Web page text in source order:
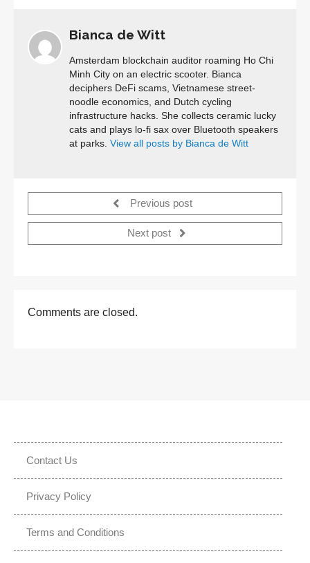
Bianca de Witt
Amsterdam blockchain auditor roaming Ho Chi
Minh City on an electric scooter. Bianca
deciphers DeFi scams, Vietnamese street-
noodle economics, and Dutch cycling
infrastructure hacks. She collects ceramic lucky
cats and plays lo-fi sax over Bluetooth speakers
at parks. View all posts by Bianca de Witt
Previous post
Next post
Comments are closed.
Contact Us
Privacy Policy
Terms and Conditions